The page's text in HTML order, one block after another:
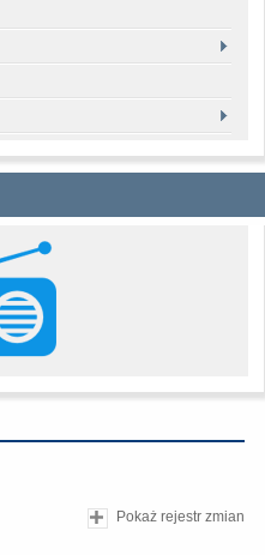
Pokaż rejestr zmian